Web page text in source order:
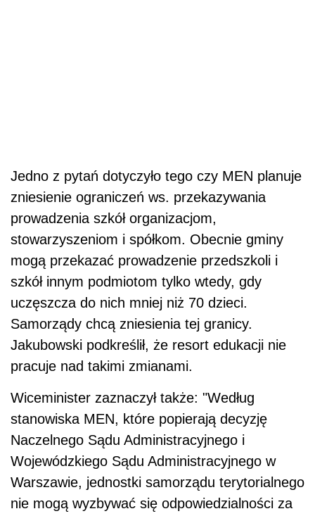
Jedno z pytań dotyczyło tego czy MEN planuje
zniesienie ograniczeń ws. przekazywania
prowadzenia szkół organizacjom,
stowarzyszeniom i spółkom. Obecnie gminy
mogą przekazać prowadzenie przedszkoli i
szkół innym podmiotom tylko wtedy, gdy
uczęszcza do nich mniej niż 70 dzieci.
Samorządy chcą zniesienia tej granicy.
Jakubowski podkreślił, że resort edukacji nie
pracuje nad takimi zmianami.
Wiceminister zaznaczył także: "Według
stanowiska MEN, które popierają decyzję
Naczelnego Sądu Administracyjnego i
Wojewódzkiego Sądu Administracyjnego w
Warszawie, jednostki samorządu terytorialnego
nie mogą wyzbywać się odpowiedzialności za